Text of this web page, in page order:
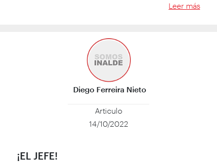
Leer más
Diego Ferreira Nieto
Articulo
14/10/2022
¡EL JEFE!